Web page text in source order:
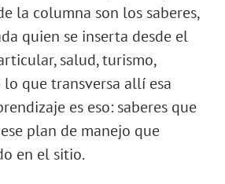
la columna son los saberes,
quien se inserta desde el
salud, turismo,
que transversa allí esa
es eso: saberes que
plan de manejo que
en el sitio.